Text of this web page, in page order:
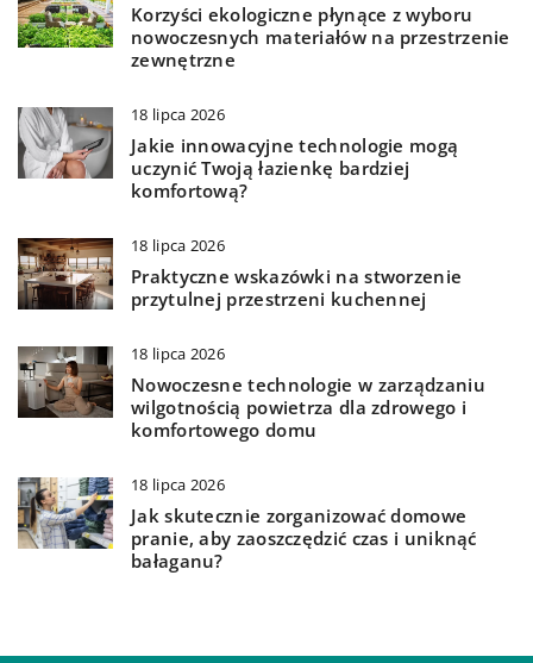
Korzyści ekologiczne płynące z wyboru
nowoczesnych materiałów na przestrzenie
zewnętrzne
18 lipca 2026
Jakie innowacyjne technologie mogą
uczynić Twoją łazienkę bardziej
komfortową?
18 lipca 2026
Praktyczne wskazówki na stworzenie
przytulnej przestrzeni kuchennej
18 lipca 2026
Nowoczesne technologie w zarządzaniu
wilgotnością powietrza dla zdrowego i
komfortowego domu
18 lipca 2026
Jak skutecznie zorganizować domowe
pranie, aby zaoszczędzić czas i uniknąć
bałaganu?